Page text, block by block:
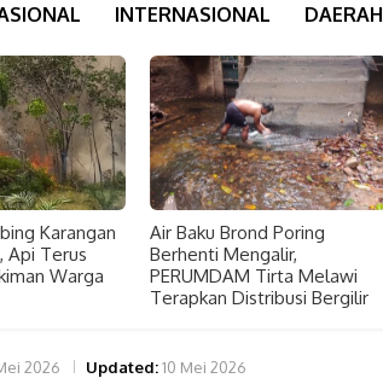
INTERNASIONAL DAERAH
Karangan
Api Terus
Warga
Air Baku Brond Poring
Berhenti Mengalir,
PERUMDAM Tirta Melawi
Terapkan Distribusi Bergilir
2026 Updated:10 Mei 2026